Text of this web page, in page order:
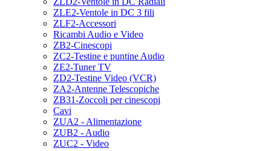
ZLE2-Ventole in DC 3 fili
ZLF2-Accessori
Ricambi Audio e Video
ZB2-Cinescopi
ZC2-Testine e puntine Audio
ZE2-Tuner TV
ZD2-Testine Video (VCR)
ZA2-Antenne Telescopiche
ZB31-Zoccoli per cinescopi
Cavi
ZUA2 - Alimentazione
ZUB2 - Audio
ZUC2 - Video